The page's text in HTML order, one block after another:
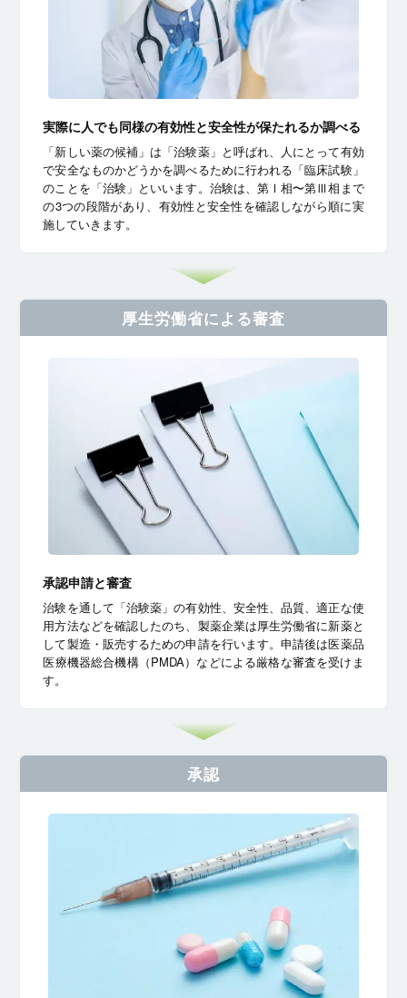
実際に⼈でも同様の有効性と安全性が保たれるか調べる
「新しい薬の候補」は「治験薬」と呼ばれ、人にとって有効
で安全なものかどうかを調べるために行われる「臨床試験」
のことを「治験」といいます。治験は、第Ⅰ相〜第Ⅲ相まで
の3つの段階があり、有効性と安全性を確認しながら順に実
施していきます。
厚生労働省による審査
承認申請と審査
治験を通して「治験薬」の有効性、安全性、品質、適正な使
用方法などを確認したのち、製薬企業は厚生労働省に新薬と
して製造・販売するための申請を行います。申請後は医薬品
医療機器総合機構（PMDA）などによる厳格な審査を受けま
す。
承認